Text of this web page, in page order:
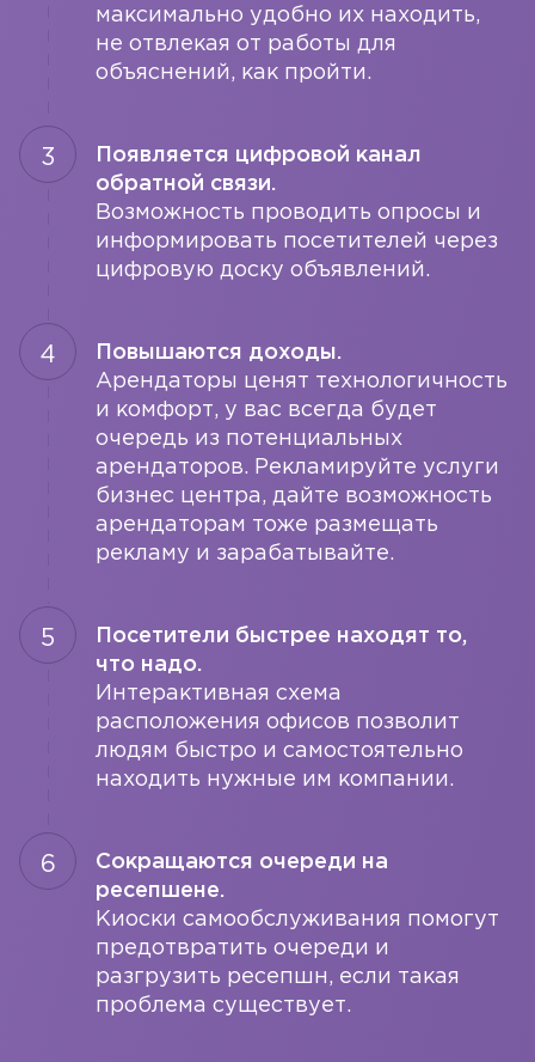
максимально удобно их находить,
не отвлекая от работы для
объяснений, как пройти.
Появляется цифровой канал
обратной связи.
Возможность проводить опросы и
информировать посетителей через
цифровую доску объявлений.
Повышаются доходы.
Арендаторы ценят технологичность
и комфорт, у вас всегда будет
очередь из потенциальных
арендаторов. Рекламируйте услуги
бизнес центра, дайте возможность
арендаторам тоже размещать
рекламу и зарабатывайте.
Посетители быстрее находят то,
что надо.
Интерактивная схема
расположения офисов позволит
людям быстро и самостоятельно
находить нужные им компании.
Сокращаются очереди на
ресепшене.
Киоски самообслуживания помогут
предотвратить очереди и
разгрузить ресепшн, если такая
проблема существует.